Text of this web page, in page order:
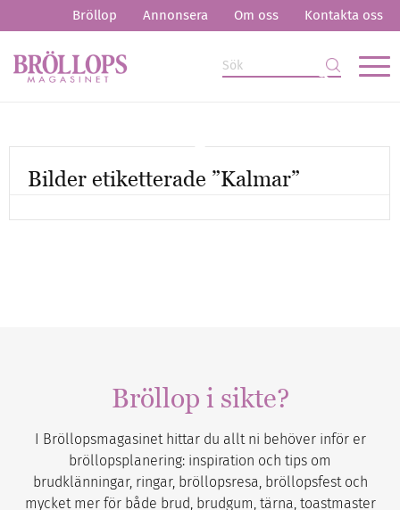
Bröllop Annonsera Om oss Kontakta oss
Bilder etiketterade ”Kalmar”
Bröllop i sikte?
I Bröllopsmagasinet hittar du allt ni behöver inför er
bröllopsplanering: inspiration och tips om
brudklänningar, ringar, bröllopsresa, bröllopsfest och
mycket mer för både brud, brudgum, tärna, toastmaster